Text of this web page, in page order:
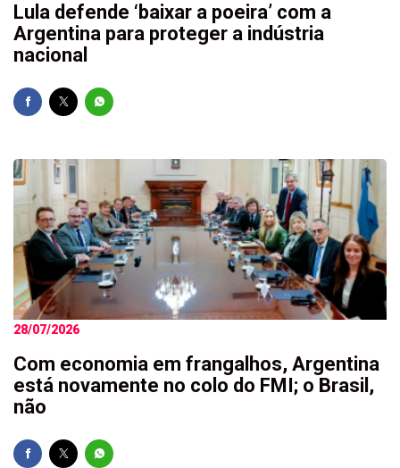
Lula defende ‘baixar a poeira’ com a
Argentina para proteger a indústria
nacional
28/07/2026
Com economia em frangalhos, Argentina
está novamente no colo do FMI; o Brasil,
não